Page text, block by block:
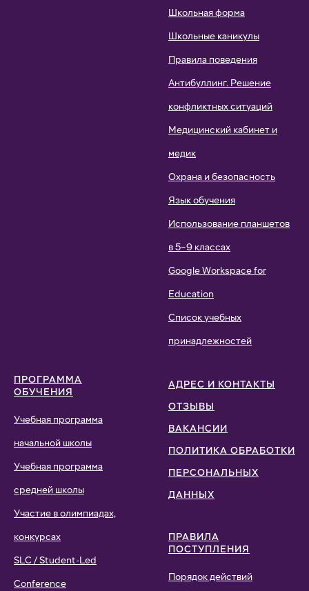
Школьная форма
Школьные каникулы
Правила поведения
Антибуллинг. Решение
конфликтных ситуаций
Медицинский кабинет и
медик
Охрана и безопасность
Язык обучения
Использование планшетов
в 5–9 классах
Google Workspace for
Education
Список учебных
принадлежностей
ПРОГРАММА
ОБУЧЕНИЯ
Учебная программа
начальной школы
Учебная программа
средней школы
Участие в олимпиадах,
конкурсах
SLC / Student-Led
Conference
АДРЕС И КОНТАКТЫ
ОТЗЫВЫ
ВАКАНСИИ
ПОЛИТИКА ОБРАБОТКИ
ПЕРСОНАЛЬНЫХ
ДАННЫХ
ПРАВИЛА
ПОСТУПЛЕНИЯ
Порядок действий